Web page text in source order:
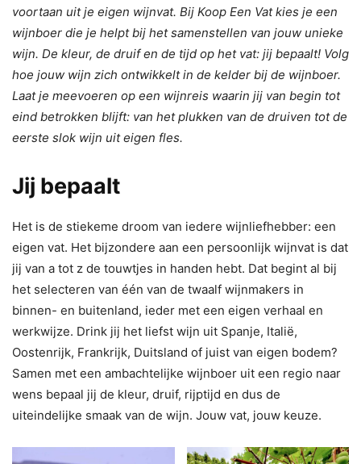
voortaan uit je eigen wijnvat. Bij Koop Een Vat kies je een
wijnboer die je helpt bij het samenstellen van jouw unieke
wijn. De kleur, de druif en de tijd op het vat: jij bepaalt! Volg
hoe jouw wijn zich ontwikkelt in de kelder bij de wijnboer.
Laat je meevoeren op een wijnreis waarin jij van begin tot
eind betrokken blijft: van het plukken van de druiven tot de
eerste slok wijn uit eigen fles.
Jij bepaalt
Het is de stiekeme droom van iedere wijnliefhebber: een
eigen vat. Het bijzondere aan een persoonlijk wijnvat is dat
jij van a tot z de touwtjes in handen hebt. Dat begint al bij
het selecteren van één van de twaalf wijnmakers in
binnen- en buitenland, ieder met een eigen verhaal en
werkwijze. Drink jij het liefst wijn uit Spanje, Italië,
Oostenrijk, Frankrijk, Duitsland of juist van eigen bodem?
Samen met een ambachtelijke wijnboer uit een regio naar
wens bepaal jij de kleur, druif, rijptijd en dus de
uiteindelijke smaak van de wijn. Jouw vat, jouw keuze.